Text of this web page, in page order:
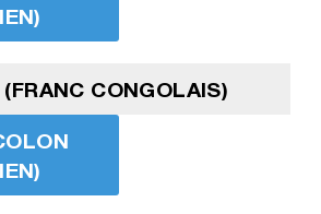
CONGOLAIS)